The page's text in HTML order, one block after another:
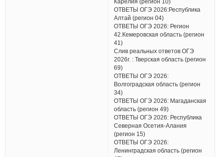
Карелия (регион 10)
ОТВЕТЫ ОГЭ 2026:Республика
Алтай (регион 04)
ОТВЕТЫ ОГЭ 2026: Регион
42.Кемеровская область (регион
41)
Слив реальных ответов ОГЭ
2026г. : Тверская область (регион
69)
ОТВЕТЫ ОГЭ 2026:
Волгоградская область (регион
34)
ОТВЕТЫ ОГЭ 2026: Магаданская
область (регион 49)
ОТВЕТЫ ОГЭ 2026: Республика
Северная Осетия-Алания
(регион 15)
ОТВЕТЫ ОГЭ 2026:
Ленинградская область (регион